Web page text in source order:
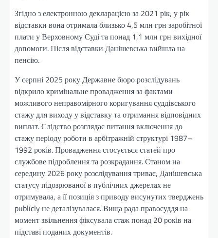
Згідно з електронною декларацією за 2021 рік, у рік
відставки вона отримала близько 4,5 млн грн заробітної
плати у Верховному Суді та понад 1,1 млн грн вихідної
допомоги. Після відставки Данішевська вийшла на
пенсію.
У серпні 2025 року Державне бюро розслідувань
відкрило кримінальне провадження за фактами
можливого неправомірного коригування суддівського
стажу для виходу у відставку та отримання відповідних
виплат. Слідство розглядає питання включення до
стажу періоду роботи в арбітражній структурі 1987–
1992 років. Провадження стосується статей про
службове підроблення та розкрадання. Станом на
середину 2026 року розслідування триває, Данішевська
статусу підозрюваної в публічних джерелах не
отримувала, а її позиція з приводу висунутих тверджень
publicly не деталізувалася. Вища рада правосуддя на
момент звільнення фіксувала стаж понад 20 років на
підставі поданих документів.